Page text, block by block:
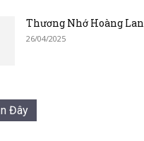
Thương Nhớ Hoàng Lan
26/04/2025
Đây